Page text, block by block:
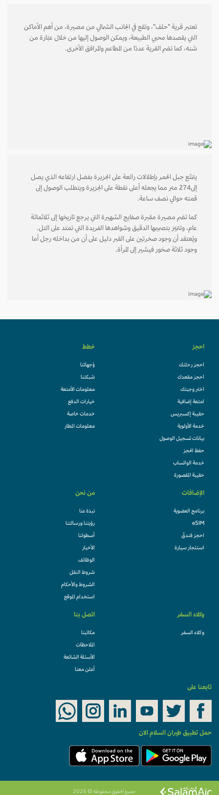
تعتبر قرية "حلف"، وتقع في الجانب الشمالي من مصيرة، من أهم الأماكن
التي يقصدها محبي الطبيعة، ويمكن الوصول إليها من خلال عبّارة من
شنه، كما تضم القرية عددًا من المطاعم والمرافق الأخرى.
يتمتّع جبل الحمر بإطلالات رائعة على الجزيرة بفضل ارتفاعه الذي يصل
إلى274 متر مما يجعله أعلى نقطة على الجزيرة ويتطلب الوصول إلى
قمته حوالي نصف ساعة.
كما تضم مصيرة مقبرة صفايج الشهيرة التي يرجع تاريخها إلى ثلاثمائة
عام، وتتميّز بتصميمها الدقيق وشواهدها الفريدة التي تمتد على التل.
ويُعتقد أن وجود صخرتين على القبر دليل على أن من بداخله رجل أما
وجود ثلاثة صخور فيشير إلى المرأة.
احجز
احجز رحلتك
احجز مقعدك
اختر وجبتك
امتعة إضافية
حقيبة إكسبريس
خدمة الأولوية
بيانات تسجيل الوصول
حفظ الحجز
خدمة الواتساب
حقيبة المقصورة
خطط
وُجهاتنا
شبكتنا
معلومات الأمتعة
خيارات الدفع
خدمات خاصة
معلومات المطار
الإضافات
برنامج العضوية
eSIM
احجز فندقً
استئجار سيارة
من نحن
نبذة عنا
رؤيتنا ورسالتنا
أسطولنا
الأخبار
الوظائف
شروط النقل
الشروط والأحكام
استخدام الموقع
وكلاء السفر
وكلاء السفر
اتصل بنا
مكاتبنا
الملاحظات
الأسئلة الشائعة
أعلن معنا
تابعنا على
حمل تطبيق طيران السلام الان
جميع الحقوق محفوظة © 2026